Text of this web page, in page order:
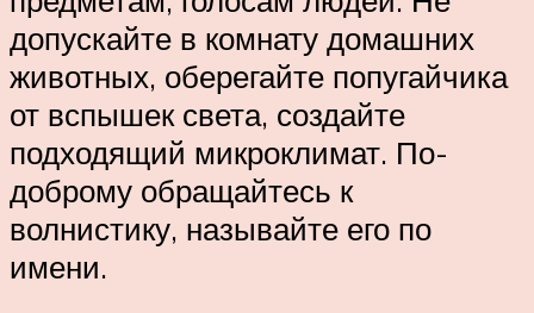
допускайте в комнату домашних
животных, оберегайте попугайчика
от вспышек света, создайте
подходящий микроклимат. По-
доброму обращайтесь к
волнистику, называйте его по
имени.